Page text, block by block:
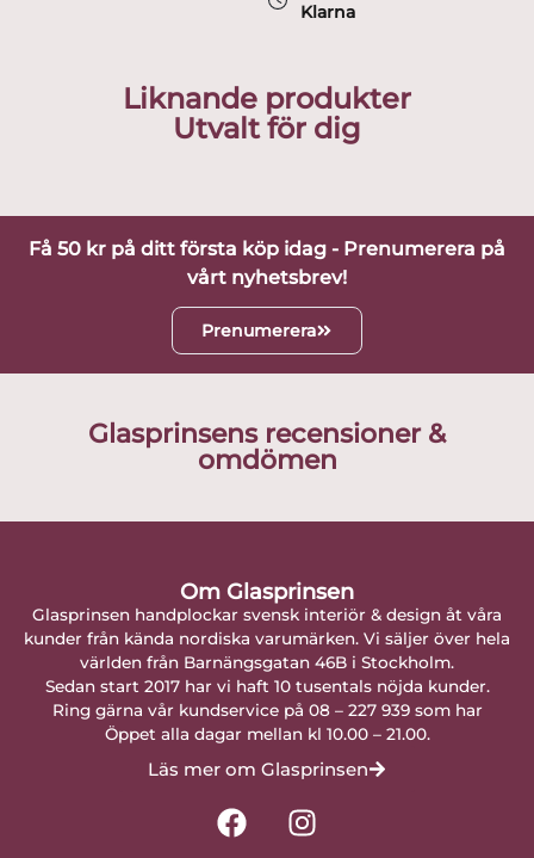
Klarna
Liknande produkter
Utvalt för dig
Få 50 kr på ditt första köp idag - Prenumerera på
vårt nyhetsbrev!
Prenumerera
Glasprinsens recensioner &
omdömen
Om Glasprinsen
Glasprinsen handplockar svensk interiör & design åt våra
kunder från kända nordiska varumärken. Vi säljer över hela
världen från Barnängsgatan 46B i Stockholm.
Sedan start 2017 har vi haft 10 tusentals nöjda kunder.
Ring gärna vår kundservice på 08 – 227 939 som har
Öppet alla dagar mellan kl 10.00 – 21.00.
Läs mer om Glasprinsen
F
a
I
n